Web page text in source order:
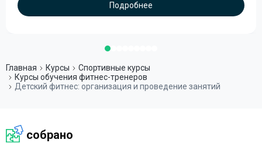
Подробнее
Главная Курсы
Спортивные курсы
Курсы обучения фитнес-тренеров
Детский фитнес: организация и проведение занятий
собрано